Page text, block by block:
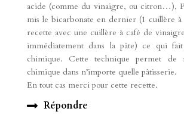
acide (comme du vinaigre, ou citron…),
mis le bicarbonate en dernier (1 cuillère à
recette avec une cuillère à café de
immédiatement dans la pâte) ce qui fait
chimique. Cette technique permet de
chimique dans n’importe quelle pâtisserie.
En tout cas merci pour cette recette.
Répondre